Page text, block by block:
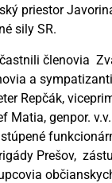
priestor
sily SR.
členovia
a
Repčák,
Matia, genpor.
Prešov,